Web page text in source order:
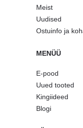
Meist
Uudised
Ostuinfo ja
MENÜÜ
E-pood
Uued tooted
Kingiideed
Blogi